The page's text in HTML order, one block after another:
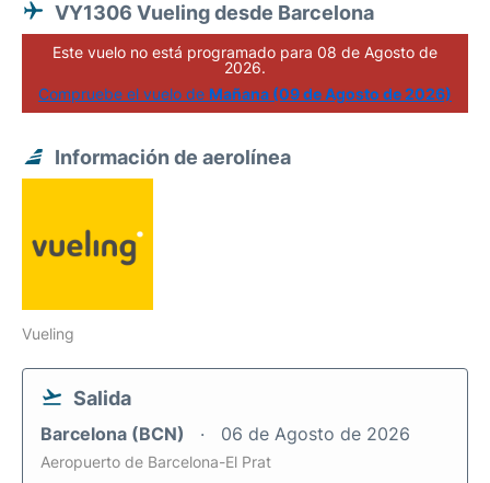
VY1306 Vueling desde Barcelona
Este vuelo no está programado para 08 de Agosto de
2026.
Compruebe el vuelo de Mañana (09 de Agosto de 2026)
Información de aerolínea
Vueling
Salida
Barcelona (BCN) 06 de Agosto de 2026
Aeropuerto de Barcelona-El Prat